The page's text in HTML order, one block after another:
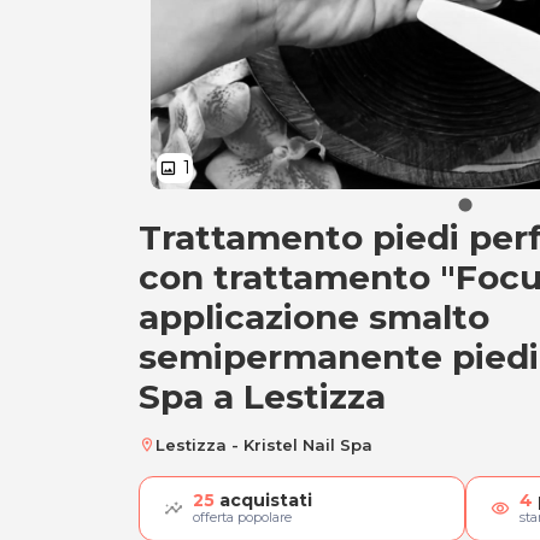
image 1
Trattamento
Trattamento piedi
con trattamento
applicazione smalto
semipermanente
Spa a Lestizza
location_on Lestizza - Kristel Nail Spa
25 acquistati
offerta popolare visibility 4